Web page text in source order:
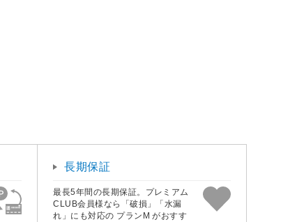
長期保証
最長5年間の長期保証。プレミアム
CLUB会員様なら「破損」「水漏
れ」にも対応の プランM がおすす